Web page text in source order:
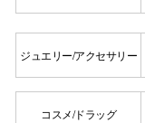
ジュエリー/アクセサリー
コスメ/ドラッグ